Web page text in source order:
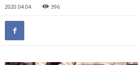
2020.04.04. 396